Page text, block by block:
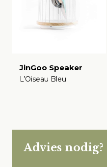
JinGoo Speaker
L’Oiseau Bleu
Advies nodig?